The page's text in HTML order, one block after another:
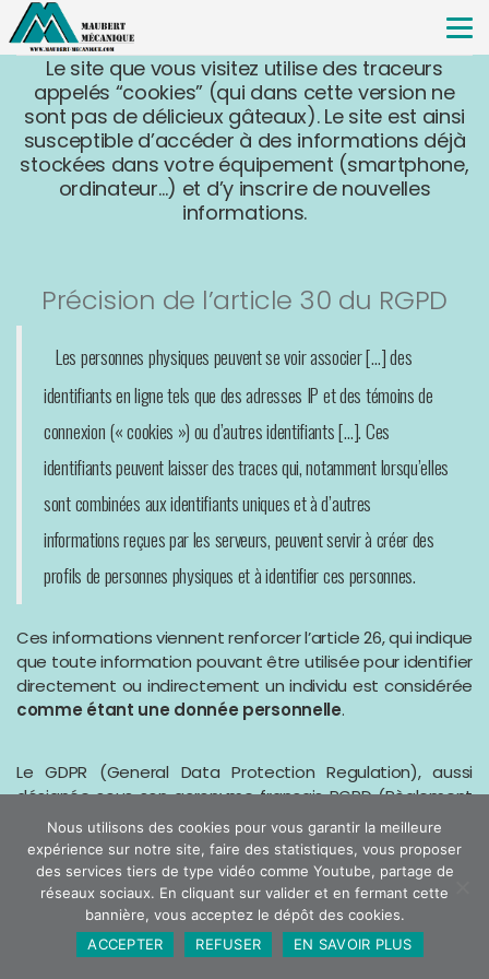
Le site que vous visitez utilise des traceurs
appelés “cookies” (qui dans cette version ne
sont pas de délicieux gâteaux). Le site est ainsi
susceptible d’accéder à des informations déjà
stockées dans votre équipement (smartphone,
ordinateur…) et d’y inscrire de nouvelles
informations.
Précision de l’article 30 du RGPD
Les personnes physiques peuvent se voir associer […] des
identifiants en ligne tels que des adresses IP et des témoins de
connexion (« cookies ») ou d’autres identifiants […]. Ces
identifiants peuvent laisser des traces qui, notamment lorsqu’elles
sont combinées aux identifiants uniques et à d’autres
informations reçues par les serveurs, peuvent servir à créer des
profils de personnes physiques et à identifier ces personnes.
Ces informations viennent renforcer l’article 26, qui indique
que toute information pouvant être utilisée pour identifier
directement ou indirectement un individu est considérée
comme étant une donnée personnelle.
Le GDPR (General Data Protection Regulation), aussi
désignée sous son acronyme français RGPD (Règlement
général de protection des données) est le nouveau texte
de référence en matière de protection des données au
niveau européen. Le règlement a été publié en mai 2016,
après de longues années d’élaboration.
Pour en savoir plus sur les cookies et traceurs, nous vous
Nous utilisons des cookies pour vous garantir la meilleure
expérience sur notre site, faire des statistiques, vous proposer
des services tiers de type vidéo comme Youtube, partage de
réseaux sociaux. En cliquant sur valider et en fermant cette
bannière, vous acceptez le dépôt des cookies.
ACCEPTER
REFUSER EN SAVOIR PLUS